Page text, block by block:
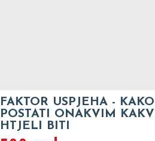
FAKTOR USPJEHA - KAKO
POSTATI ONAKVIM
HTJELI BITI